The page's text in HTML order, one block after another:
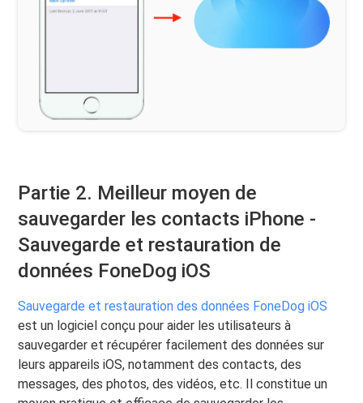
Partie 2. Meilleur moyen de
sauvegarder les contacts iPhone -
Sauvegarde et restauration de
données FoneDog iOS
Sauvegarde et restauration des données FoneDog iOS
est un logiciel conçu pour aider les utilisateurs à
sauvegarder et récupérer facilement des données sur
leurs appareils iOS, notamment des contacts, des
messages, des photos, des vidéos, etc. Il constitue un